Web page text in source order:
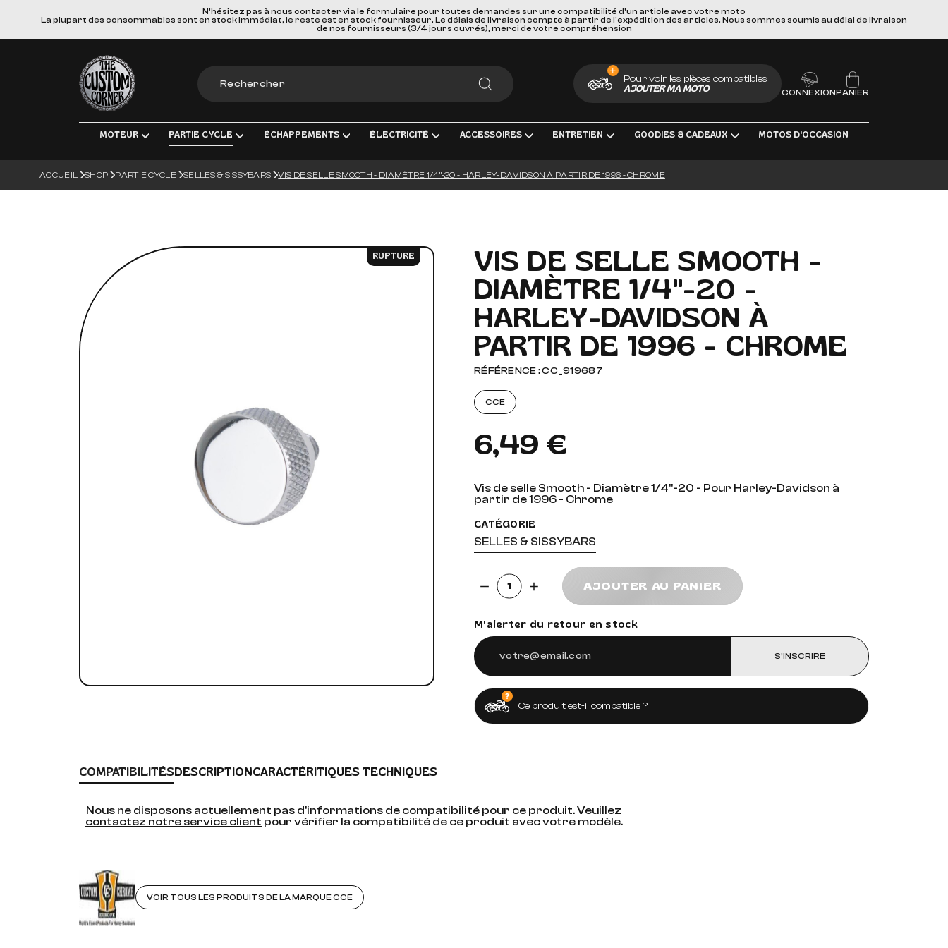
N'hésitez pas à nous contacter via le formulaire pour toutes demandes sur une compatibilité d'un article avec votre moto
La plupart des consommables sont en stock immédiat, le reste est en stock fournisseur. Le délais de livraison compte à partir de l'expédition des articles. Nous sommes soumis au délai de livraison
de nos fournisseurs (3/4 jours ouvrés), merci de votre compréhension
The Custom Corner
RECHERCHER
Pour voir les pièces compatibles
AJOUTER MA MOTO
CONNEXIONPANIER
MOTEUR
MOTEUR & PIÈCES DE RECHANGE
PARTIE CYCLE
TRANSMISSION FINALE
ROUES & ACCESSOIRES
ÉCHAPPEMENTS
LIGNES D'ÉCHAPPEMENT COMPLÈTE
MATERIEL DE MONTAGE & ACCESSOIRES
ÉLECTRICITÉ
ÉLECTRICITÉ ET MESURE
BOUGIES D'ALLUMAGE
ACCESSOIRES
BAGAGERIE
ACCESSOIRES DIVERS
PAREBRISES ET CARENAGES
AUDIO, VIDÉO ET FIXATIONS
ENTRETIEN
HUILES, PRODUIT CHIMIQUES ET LUBRIFIANTS
BOUGIES D'ALLUMAGE
BATTERIES
OUTILLAGE
VISSERIE
GOODIES & CADEAUX
GOODIES
MOTOS D'OCCASION
ACCUEIL SHOP PARTIE CYCLE SELLES & SISSYBARS VIS DE SELLE SMOOTH - DIAMÈTRE 1/4"-20 - HARLEY-DAVIDSON À PARTIR DE 1996 - CHROME
RUPTURE
VIS DE SELLE SMOOTH -
DIAMÈTRE 1/4"-20 -
HARLEY-DAVIDSON À
PARTIR DE 1996 - CHROME
RÉFÉRENCE : CC_919687
CCE
6,49 €
Vis de selle Smooth - Diamètre 1/4"-20 - Pour Harley-Davidson à
partir de 1996 - Chrome
CATÉGORIE
SELLES & SISSYBARS
Quantité
AJOUTER AU PANIER
M'alerter du retour en stock
S’INSCRIRE
Ce produit est-il compatible ?
COMPATIBILITÉSDESCRIPTIONCARACTÉRITIQUES TECHNIQUES
Nous ne disposons actuellement pas d'informations de compatibilité pour ce produit. Veuillez
contactez notre service client pour vérifier la compatibilité de ce produit avec votre modèle.
VOIR TOUS LES PRODUITS DE LA MARQUE CCE